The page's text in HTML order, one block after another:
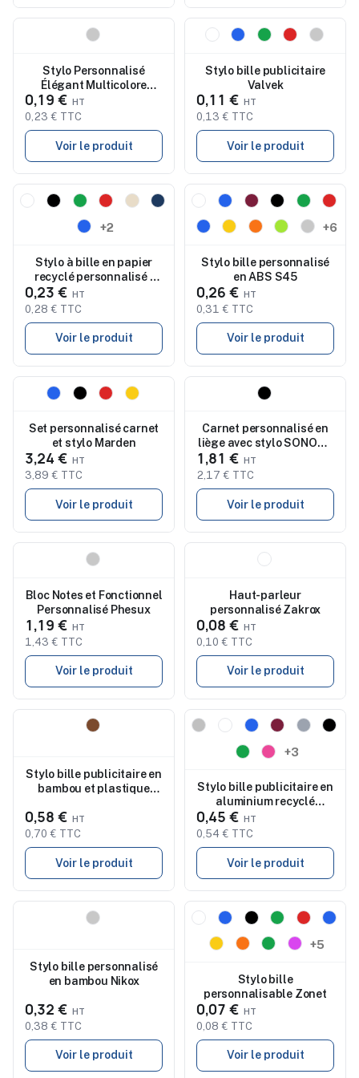
Stylo Personnalisé
Élégant Multicolore
Poison - pas cher
0,19 €
0,23 € TTC
Voir le produit
Nouveau
Stylo bille publicitaire
Valvek
0,11 €
0,13 € TTC
Voir le produit
Nouveau
+2
Stylo à bille en papier
recyclé personnalisé -
OLYMPIA
0,23 €
0,28 € TTC
Voir le produit
Nouveau
+6
Stylo bille personnalisé
en ABS S45
0,26 €
0,31 € TTC
Voir le produit
Nouveau
Set personnalisé carnet
et stylo Marden
3,24 €
3,89 € TTC
Voir le produit
Carnet personnalisé en
liège avec stylo SONORA
PLUSCORK
1,81 €
2,17 € TTC
Voir le produit
Bloc Notes et Fonctionnel
Personnalisé Phesux
1,19 €
1,43 € TTC
Voir le produit
Haut-parleur
personnalisé Zakrox
0,08 €
0,10 € TTC
Voir le produit
Stylo bille publicitaire en
bambou et plastique
0,58 €
0,70 € TTC
Voir le produit
Nouveau
+3
Stylo bille publicitaire en
aluminium recyclé
Gladys
0,45 €
0,54 € TTC
Voir le produit
Stylo bille personnalisé
en bambou Nikox
0,32 €
0,38 € TTC
Voir le produit
Nouveau
+5
Stylo bille
personnalisable Zonet
0,07 €
0,08 € TTC
Voir le produit